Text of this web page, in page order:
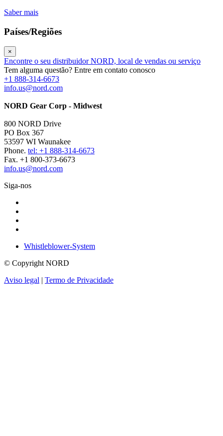
Saber mais
Países/Regiões
×
Encontre o seu distribuidor NORD, local de vendas ou serviço
Tem alguma questão? Entre em contato conosco
+1 888-314-6673
info.us@nord.com
NORD Gear Corp - Midwest
800 NORD Drive
PO Box 367
53597 WI Waunakee
Phone. tel: +1 888-314-6673
Fax. +1 800-373-6673
info.us@nord.com
Siga-nos
Whistleblower-System
© Copyright NORD
Aviso legal | Termo de Privacidade